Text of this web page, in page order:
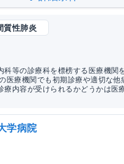
質性肺炎
等の診療科を標榜する医療機関
医療機関でも初期診療や適切な他
療内容が受けられるかどうかは医
学病院